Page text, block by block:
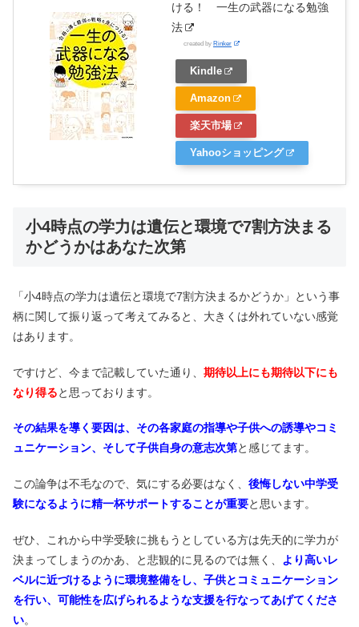
ける！ 一生の武器になる勉強
法
created by Rinker
Kindle
Amazon
楽天市場
Yahooショッピング
小4時点の学力は遺伝と環境で7割方決まる
かどうかはあなた次第
「小4時点の学力は遺伝と環境で7割方決まるかどうか」という事
柄に関して振り返って考えてみると、大きくは外れていない感覚
はあります。
ですけど、今まで記載していた通り、 期待以上にも期待以下にも
なり得ると思っております。
その結果を導く要因は、その各家庭の指導や子供への誘導やコミ
ュニケーション、そして子供自身の意志次第と感じてます。
この論争は不毛なので、気にする必要はなく、 後悔しない中学受
験になるように精一杯サポートすることが重要と思います。
ぜひ、これから中学受験に挑もうとしている方は先天的に学力が
決まってしまうのかあ、と悲観的に見るのでは無く、
より高いレ
ベルに近づけるように環境整備をし、子供とコミュニケーション
を行い、可能性を広げられるような支援を行なってあげてくださ
い。